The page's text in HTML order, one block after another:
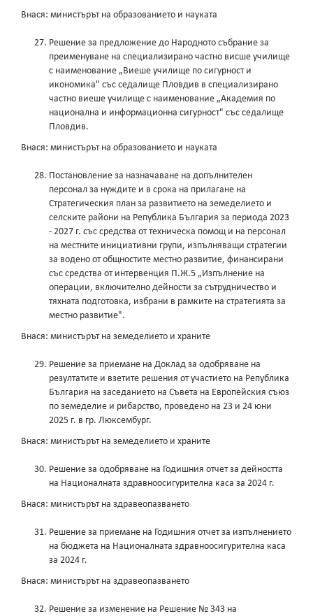
Внася: министърът на образованието и науката
Решение за предложение до Народното събрание за
преименуване на специализирано частно висше училище
с наименование „Виеше училище по сигурност и
икономика" със седалище Пловдив в специализирано
частно виеше училище с наименование „Академия по
национална и информационна сигурност" със седалище
Пловдив.
Внася: министърът на образованието и науката
Постановление за назначаване на допълнителен
персонал за нуждите и в срока на прилагане на
Стратегическия план за развитието на земеделието и
селските райони на Република България за периода 2023
- 2027 г. със средства от техническа помощ и на персонал
на местните инициативни групи, изпълняващи стратегии
за водено от общностите местно развитие, финансирани
със средства от интервенция П.Ж.5 „Изпълнение на
операции, включително дейности за сътрудничество и
тяхната подготовка, избрани в рамките на стратегията за
местно развитие".
Внася: министърът на земеделието и храните
Решение за приемане на Доклад за одобряване на
резултатите и взетите решения от участието на Република
България на заседанието на Съвета на Европейския съюз
по земеделие и рибарство, проведено на 23 и 24 юни
2025 г. в гр. Люксембург.
Внася: министърът на земеделието и храните
Решение за одобряване на Годишния отчет за дейността
на Националната здравноосигурителна каса за 2024 г.
Внася: министърът на здравеопазването
Решение за приемане на Годишния отчет за изпълнението
на бюджета на Националната здравноосигурителна каса
за 2024 г.
Внася: министърът на здравеопазването
Решение за изменение на Решение № 343 на